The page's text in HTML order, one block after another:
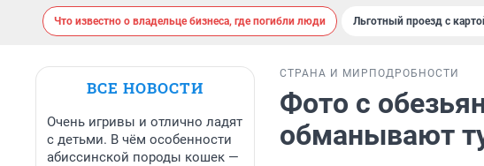
Что известно о владельце бизнеса, где погибли люди Льготный проезд с
ВСЕ НОВОСТИ
Очень игривы и отлично ладят
с детьми. В чём особенности
абиссинской породы кошек —
СТРАНА И МИР ПОДРОБНОСТИ
Фото с
обманывают